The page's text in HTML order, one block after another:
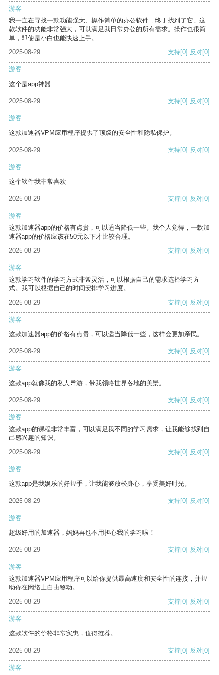
游客
我一直在寻找一款功能强大、操作简单的办公软件，终于找到了它。这
款软件的功能非常强大，可以满足我日常办公的所有需求。操作也很简
单，即使是小白也能快速上手。
2025-08-29
支持[0] 反对[0]
游客
这个是app神器
2025-08-29 支持[0] 反对[0]
游客
这款加速器VPM应用程序提供了顶级的安全性和隐私保护。
2025-08-29 支持[0] 反对[0]
游客
这个软件我非常喜欢
2025-08-29 支持[0] 反对[0]
游客
这款加速器app的价格有点贵，可以适当降低一些。我个人觉得，一款加
速器app的价格应该在50元以下才比较合理。
2025-08-29
支持[0] 反对[0]
游客
这款学习软件的学习方式非常灵活，可以根据自己的需求选择学习方
式。我可以根据自己的时间安排学习进度。
2025-08-29
支持[0] 反对[0]
游客
这款加速器app的价格有点贵，可以适当降低一些，这样会更加亲民。
2025-08-29 支持[0] 反对[0]
游客
这款app就像我的私人导游，带我领略世界各地的美景。
2025-08-29 支持[0] 反对[0]
游客
这款app的课程非常丰富，可以满足我不同的学习需求，让我能够找到自
己感兴趣的知识。
2025-08-29
支持[0] 反对[0]
游客
这款app是我娱乐的好帮手，让我能够放松身心，享受美好时光。
2025-08-29 支持[0] 反对[0]
游客
超级好用的加速器，妈妈再也不用担心我的学习啦！
2025-08-29 支持[0] 反对[0]
游客
这款加速器VPM应用程序可以给你提供最高速度和安全性的连接，并帮
助你在网络上自由移动。
2025-08-29
支持[0] 反对[0]
游客
这款软件的价格非常实惠，值得推荐。
2025-08-29 支持[0] 反对[0]
游客